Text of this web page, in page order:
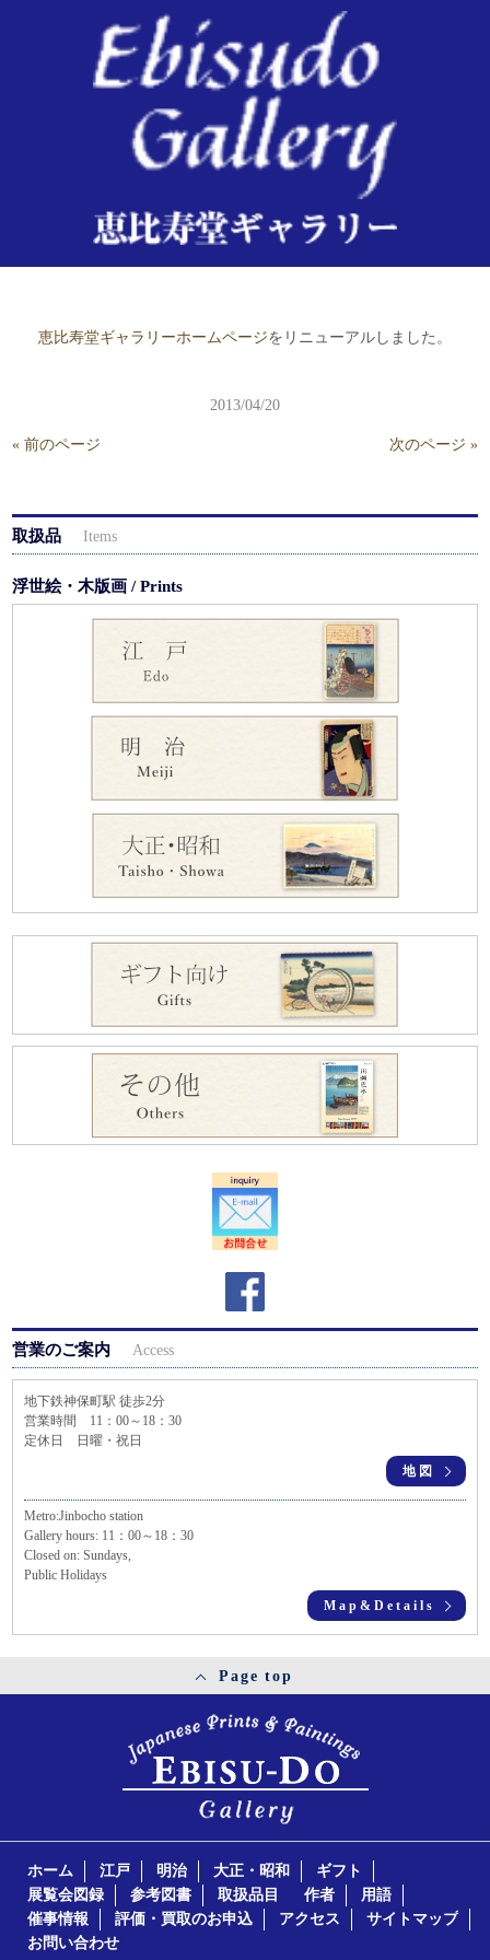
恵比寿堂ギャラリーホームページをリニューアルしました。
2013/04/20
« 前のページ 次のページ »
取扱品 Items
浮世絵・木版画 / Prints
営業のご案内 Access
地下鉄神保町駅 徒歩2分
営業時間 11：00～18：30
定休日 日曜・祝日
地図
Metro:Jinbocho station
Gallery hours: 11：00～18：30
Closed on: Sundays,
Public Holidays
Map&Details
Page top
ホーム 江戸 明治 大正・昭和
ギフト
展覧会図録
参考図書 取扱品目 作者
用語
催事情報
評価・買取のお申込 アクセス
サイトマップ
お問い合わせ